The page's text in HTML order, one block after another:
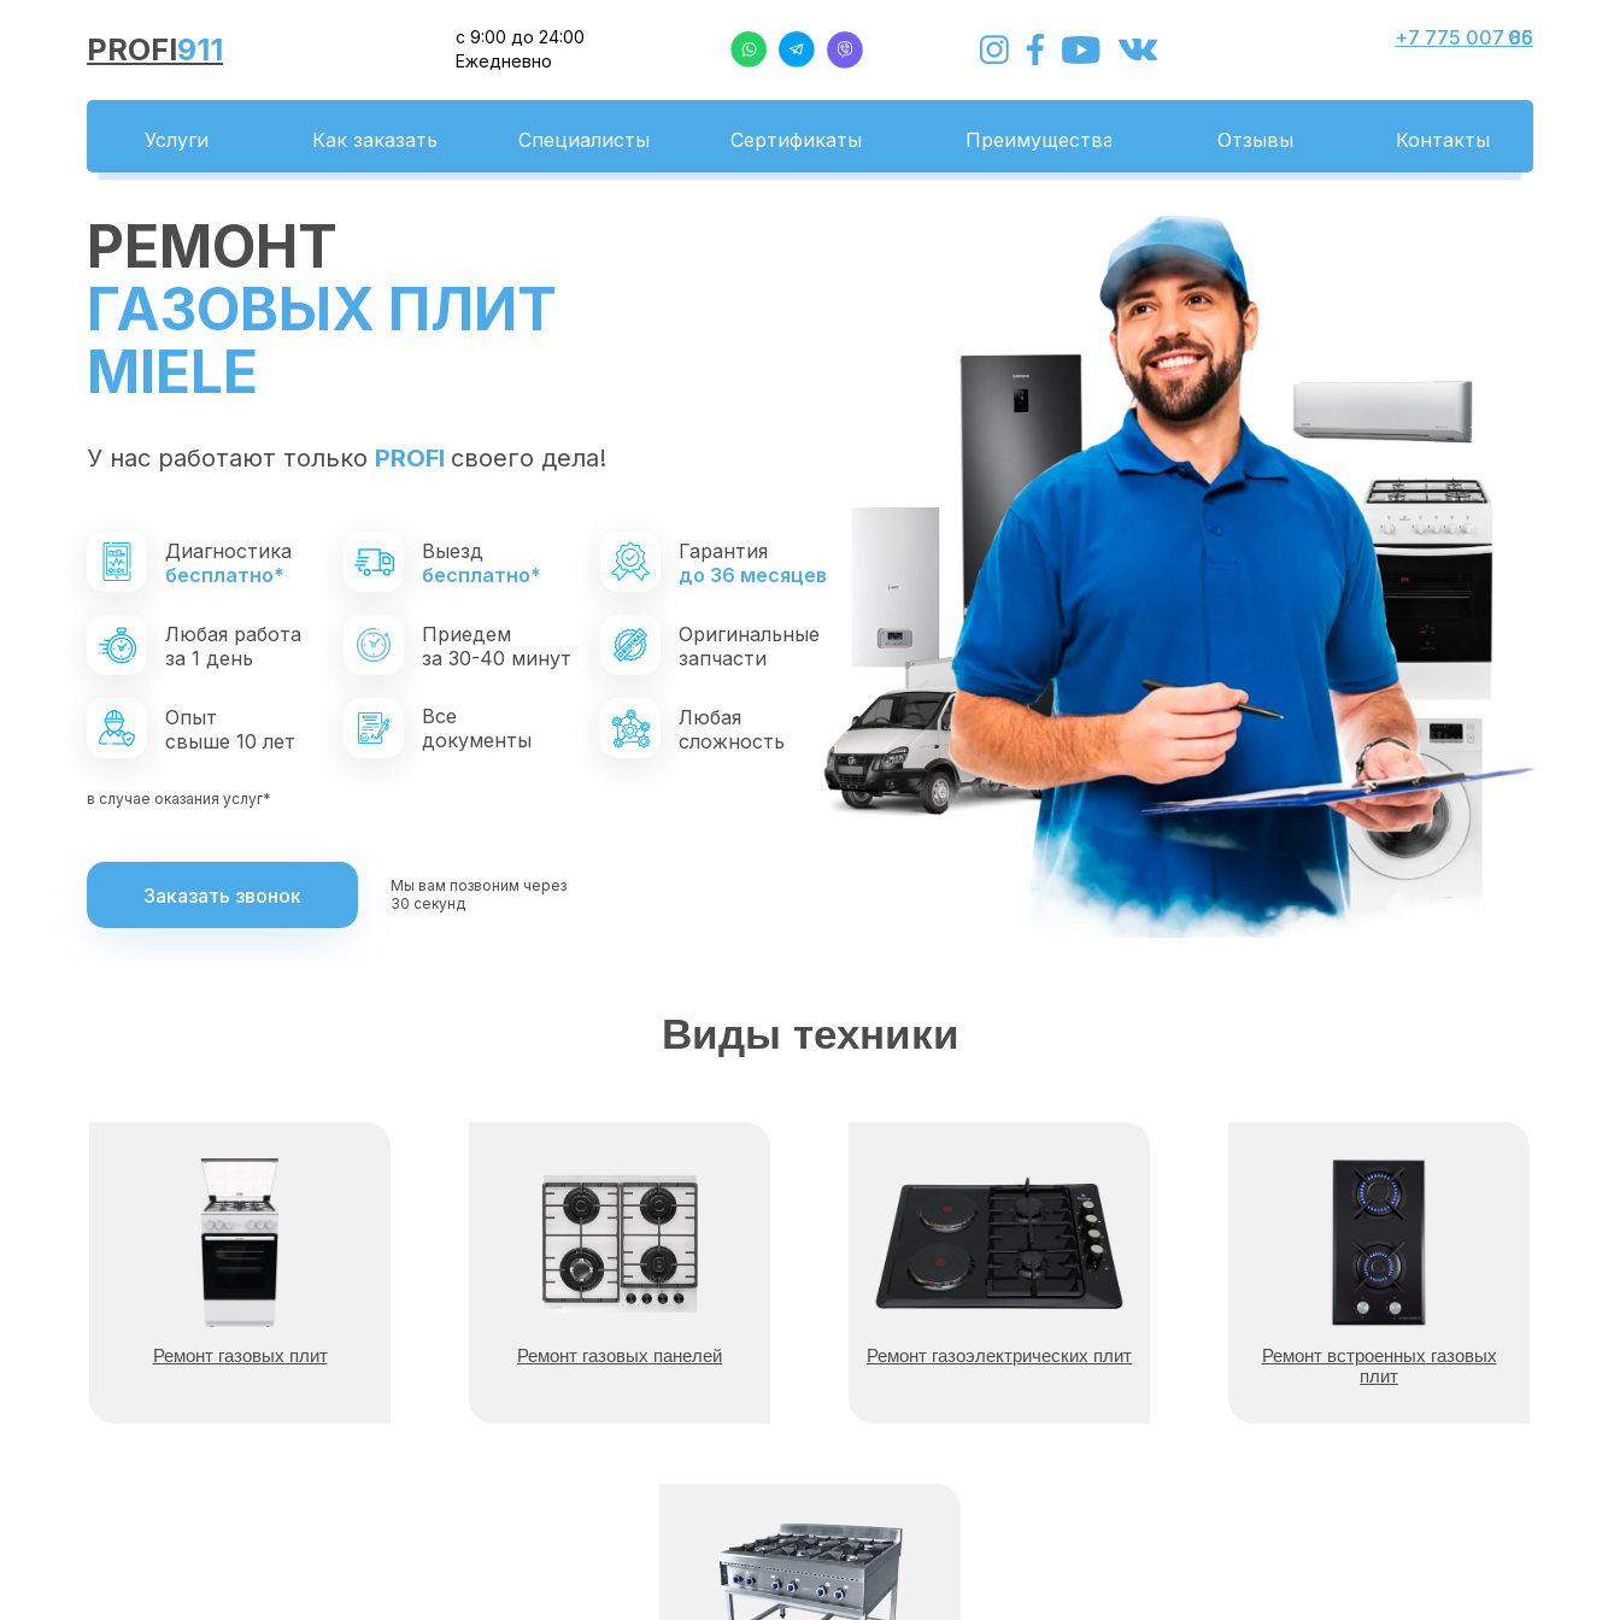
PROFI911
с 9:00 до 24:00
Ежедневно
+7 775 007 86 05
Услуги Как заказать Специалисты Сертификаты Преимущества Отзывы Контакты
РЕМОНТ
ГАЗОВЫХ ПЛИТ
MIELE
У нас работают только PROFI своего дела!
Оригинальные
запчасти
Любая
сложность
Приедем
за 30-40 минут
Все
документы
Опыт
свыше 10 лет
Любая работа
за 1 день
Гарантия
до 36 месяцев
Выезд
бесплатно*
Диагностика
бесплатно*
Мы вам позвоним через
30 секунд
в случае оказания услуг*
с 9:00 до 24:00
Ежедневно
Заказать звонок
Виды техники
Ремонт газовых плит Ремонт газовых панелей Ремонт газоэлектрических плит
Ремонт встроенных газовых
плит